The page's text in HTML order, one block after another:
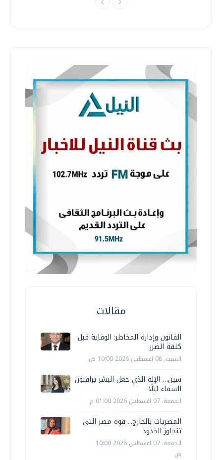
مقالات
القانون وإدارة المخاطر: الوقاية قبل
كلفة الضرر
السبت، 08 اغسطس 2026 10:00 ص
سين… الإله الذي جعل البشر يراقبون
السماء ليلًا
الجمعة، 07 اغسطس 2026 01:00 م
المصريات بالخارج... قوة مصر التي
تتجاوز الحدود
الجمعة، 07 اغسطس 2026 10:00
ص